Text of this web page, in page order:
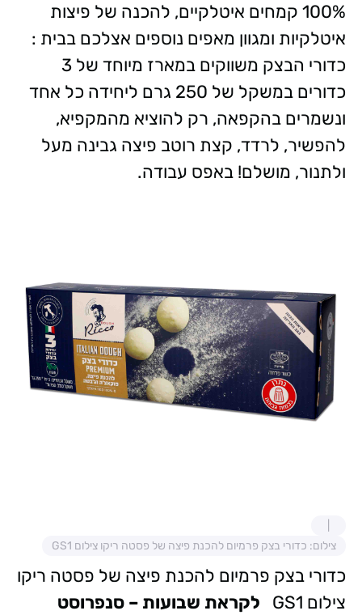
100% קמחים איטלקיים, להכנה של פיצות
איטלקיות ומגוון מאפים נוספים אצלכם בבית :
כדורי הבצק משווקים במארז מיוחד של 3
כדורים במשקל של 250 גרם ליחידה כל אחד
ונשמרים בהקפאה, רק להוציא מהמקפיא,
להפשיר, לרדד, קצת רוטב פיצה גבינה מעל
ולתנור, מושלם! באפס עבודה.
צילום: כדורי בצק פרמיום להכנת פיצה של פסטה ריקו צילום GS1
כדורי בצק פרמיום להכנת פיצה של פסטה ריקו
צילום GS1
לקראת שבועות – סנפרוסט